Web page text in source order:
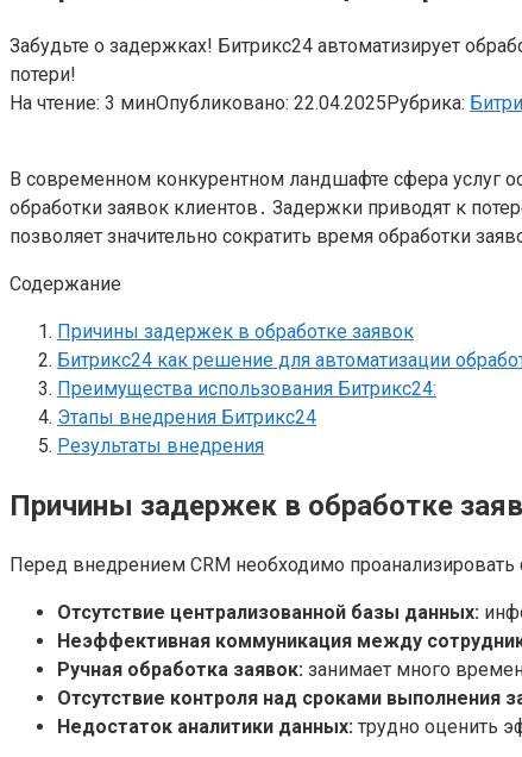
Забудьте о задержках! Битрикс24 автоматизирует
потери!
На чтение: 3 минОпубликовано: 22.04.2025Рубрика:
В современном конкурентном ландшафте сфера услуг
обработки заявок клиентов․ Задержки приводят к
позволяет значительно сократить время обработки
Содержание
Причины задержек в обработке заявок
Битрикс24 как решение для автоматизации
Преимущества использования Битрикс24:
Этапы внедрения Битрикс24
Результаты внедрения
Причины задержек в обработке
Перед внедрением CRM необходимо
Отсутствие централизованной базы данных:
Неэффективная коммуникация между
Ручная обработка заявок: занимает много
Отсутствие контроля над сроками выполнения
Недостаток аналитики данных: трудно оценить